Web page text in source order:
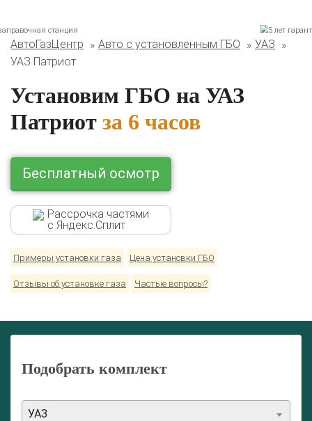
Комплекты ГБО на иномарки:
BMW Ford Geely HAVAL Hyundai
Lexus Mazda Mercedes Mitsubishi
АвтоГазЦентр Авто с установленным ГБО
УАЗ
УАЗ Патриот
Установим ГБО на УАЗ
Патриот за 6 часов
Бесплатный осмотр
Рассрочка частями
с Яндекс.Сплит
Примеры установки газа Цена установки ГБО
Отзывы об установке газа Частые вопросы?
Подобрать комплект
УАЗ